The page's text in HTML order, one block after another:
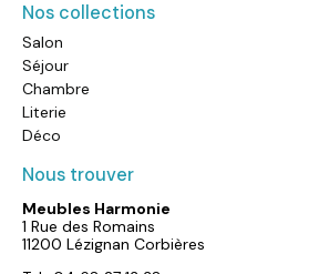
Nos collections
Salon
Séjour
Chambre
Literie
Déco
Nous trouver
Meubles Harmonie
1 Rue des Romains
11200 Lézignan Corbières